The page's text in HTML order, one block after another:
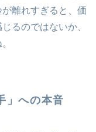
離れすぎると、価
るのではないか、
」への本音